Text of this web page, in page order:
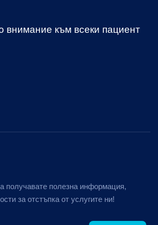
внимание към всеки пациент
получавате полезна информация,
за отстъпка от услугите ни!